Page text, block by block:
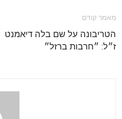
מאמר קודם
הטריבונה על שם בלה דיאמנט
ז״ל: ״חרבות ברזל״